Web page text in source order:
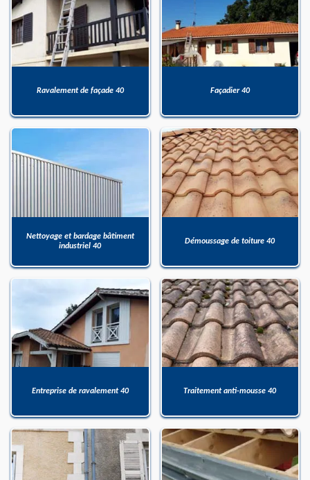
Ravalement de façade 40 Façadier 40
Nettoyage et bardage bâtiment
industriel 40
Démoussage de toiture 40
Entreprise de ravalement 40 Traitement anti-mousse 40